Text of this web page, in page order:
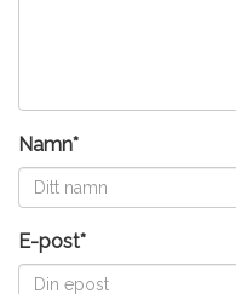
Namn*
E-post*